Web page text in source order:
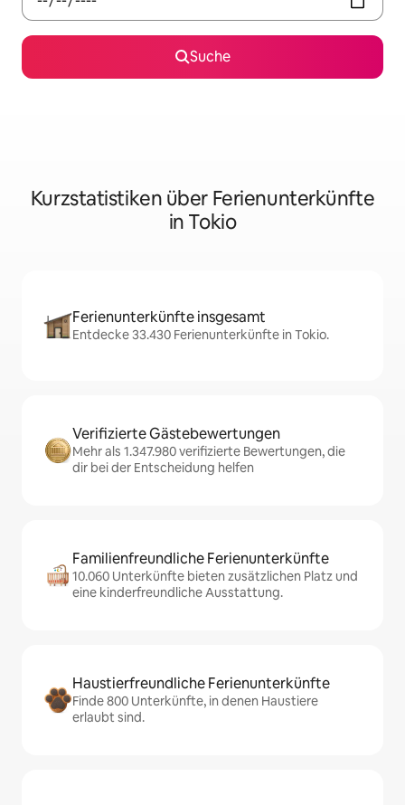
Suche
Kurzstatistiken über Ferienunterkünfte
in Tokio
Ferienunterkünfte insgesamt
Entdecke 33.430 Ferienunterkünfte in Tokio.
Verifizierte Gästebewertungen
Mehr als 1.347.980 verifizierte Bewertungen, die
dir bei der Entscheidung helfen
Familienfreundliche Ferienunterkünfte
10.060 Unterkünfte bieten zusätzlichen Platz und
eine kinderfreundliche Ausstattung.
Haustierfreundliche Ferienunterkünfte
Finde 800 Unterkünfte, in denen Haustiere
erlaubt sind.